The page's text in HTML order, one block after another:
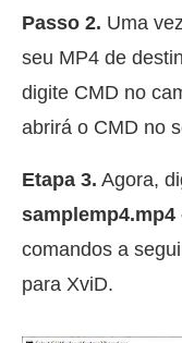
Passo 2. Uma
seu MP4 de
digite CMD no
abrirá o CMD no
Etapa 3. Agora,
comandos a
para XviD.